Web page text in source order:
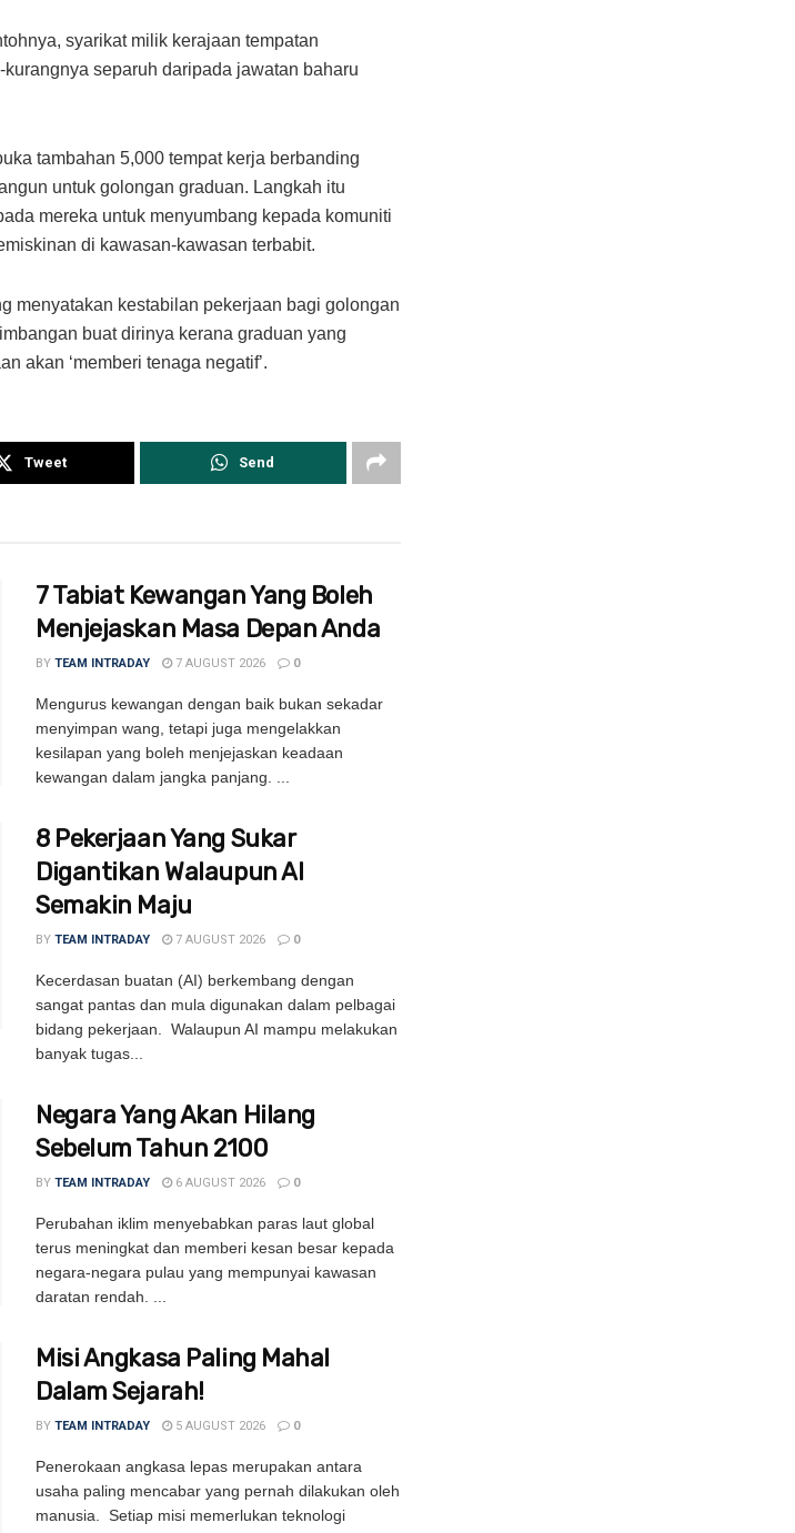
syarikat milik kerajaan tempatan
separuh daripada jawatan baharu
tambahan 5,000 tempat kerja berbanding
untuk golongan graduan. Langkah itu
mereka untuk menyumbang kepada komuniti
di kawasan-kawasan terbabit.
menyatakan kestabilan pekerjaan bagi golongan
buat dirinya kerana graduan yang
akan ‘memberi tenaga negatif’.
Tweet Send
7 Tabiat Kewangan Yang Boleh
Menjejaskan Masa Depan Anda
BY TEAM INTRADAY 7 AUGUST 2026 0
Mengurus kewangan dengan baik bukan sekadar
menyimpan wang, tetapi juga mengelakkan
kesilapan yang boleh menjejaskan keadaan
kewangan dalam jangka panjang. ...
8 Pekerjaan Yang Sukar
Digantikan Walaupun AI
Semakin Maju
BY TEAM INTRADAY 7 AUGUST 2026 0
Kecerdasan buatan (AI) berkembang dengan
sangat pantas dan mula digunakan dalam pelbagai
bidang pekerjaan. Walaupun AI mampu melakukan
banyak tugas...
Negara Yang Akan Hilang
Sebelum Tahun 2100
BY TEAM INTRADAY 6 AUGUST 2026 0
Perubahan iklim menyebabkan paras laut global
terus meningkat dan memberi kesan besar kepada
negara-negara pulau yang mempunyai kawasan
daratan rendah. ...
Misi Angkasa Paling Mahal
Dalam Sejarah!
BY TEAM INTRADAY 5 AUGUST 2026 0
Penerokaan angkasa lepas merupakan antara
usaha paling mencabar yang pernah dilakukan oleh
manusia. Setiap misi memerlukan teknologi